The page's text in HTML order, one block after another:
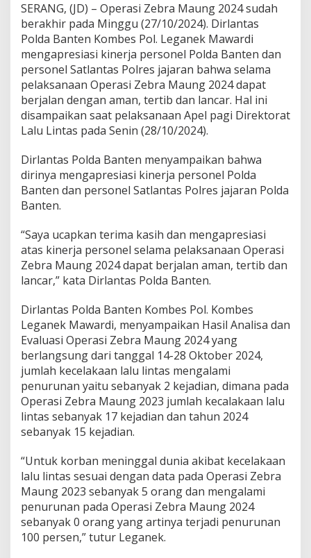
2
4
,
o
l
d
a
B
n
e
n
C
t
P
e
n
u
u
n
a
A
n
g
k
K
e
a
l
k
a
a
n
SERANG, (JD) – Operasi Zebra Maung 2024 sudah
berakhir pada Minggu (27/10/2024). Dirlantas
Polda Banten Kombes Pol. Leganek Mawardi
mengapresiasi kinerja personel Polda Banten dan
personel Satlantas Polres jajaran bahwa selama
pelaksanaan Operasi Zebra Maung 2024 dapat
berjalan dengan aman, tertib dan lancar. Hal ini
disampaikan saat pelaksanaan Apel pagi Direktorat
Lalu Lintas pada Senin (28/10/2024).
Dirlantas Polda Banten menyampaikan bahwa
dirinya mengapresiasi kinerja personel Polda
Banten dan personel Satlantas Polres jajaran Polda
Banten.
“Saya ucapkan terima kasih dan mengapresiasi
atas kinerja personel selama pelaksanaan Operasi
Zebra Maung 2024 dapat berjalan aman, tertib dan
lancar,” kata Dirlantas Polda Banten.
Dirlantas Polda Banten Kombes Pol. Kombes
Leganek Mawardi, menyampaikan Hasil Analisa dan
Evaluasi Operasi Zebra Maung 2024 yang
berlangsung dari tanggal 14-28 Oktober 2024,
jumlah kecelakaan lalu lintas mengalami
penurunan yaitu sebanyak 2 kejadian, dimana pada
Operasi Zebra Maung 2023 jumlah kecalakaan lalu
lintas sebanyak 17 kejadian dan tahun 2024
sebanyak 15 kejadian.
“Untuk korban meninggal dunia akibat kecelakaan
lalu lintas sesuai dengan data pada Operasi Zebra
Maung 2023 sebanyak 5 orang dan mengalami
penurunan pada Operasi Zebra Maung 2024
sebanyak 0 orang yang artinya terjadi penurunan
100 persen,” tutur Leganek.